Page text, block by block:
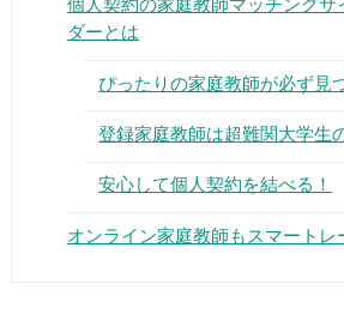
個人契約の家庭教師マッチングサ
ダーとは
ぴったりの家庭教師が必ず見
登録家庭教師は超難関大学生
安心して個人契約を結べる！
オンライン家庭教師もスマートレ